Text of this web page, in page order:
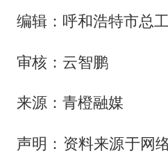
编辑：呼和浩特市总
审核：云智鹏
来源：青橙融媒
声明：资料来源于网